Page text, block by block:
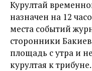
Курултай
назначен на 12
места событий
сторонники
площадь с утра и
курултая к трибуне.